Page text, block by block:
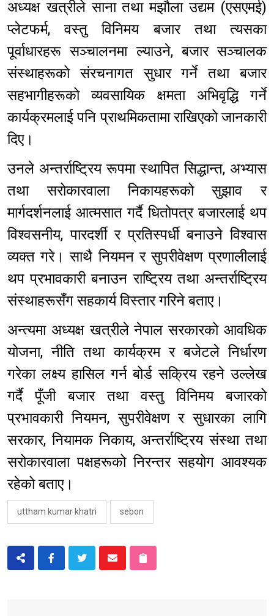
अध्यक्ष खत्रीले साना तथा मझौला उद्यम (एसएमई)
प्लेटफर्म, वस्तु विनिमय बजार तथा त्यसका
पूर्वाधारहरू सञ्चालनमा ल्याउने, बजार सञ्चालक
संस्थाहरूको संरचनागत सुधार गर्ने तथा बजार
सहभागीहरूको व्यवसायिक क्षमता अभिवृद्धि गर्ने
कार्यक्रमलाई पनि प्राथमिकतामा राखिएको जानकारी
दिए।
उनले अन्तर्राष्ट्रिय रूपमा स्थापित सिद्धान्त, अभ्यास
तथा सरोकारवाला निकायहरूको सुझाव र
मार्गदर्शनलाई आत्मसात गर्दै धितोपत्र बजारलाई थप
विश्वसनीय, पारदर्शी र प्रतिस्पर्धी बनाउने विश्वास
व्यक्त गरे। साथै नियमन र सुपरीवेक्षण प्रणालीलाई
थप प्रभावकारी बनाउन राष्ट्रिय तथा अन्तर्राष्ट्रिय
संस्थाहरूसँग सहकार्य विस्तार गरिने बताए।
अन्त्यमा अध्यक्ष खत्रीले नेपाल सरकारको आवधिक
योजना, नीति तथा कार्यक्रम र बजेटले निर्धारण
गरेका लक्ष्य हासिल गर्न बोर्ड सक्रिय रहने उल्लेख
गर्दै पूँजी बजार तथा वस्तु विनिमय बजारको
प्रभावकारी नियमन, सुपरीवेक्षण र सुधारका लागि
सरकार, नियामक निकाय, अन्तर्राष्ट्रिय संस्था तथा
सरोकारवाला पक्षहरूको निरन्तर सहयोग आवश्यक
रहेको बताए।
uttham kumar khatri sebon